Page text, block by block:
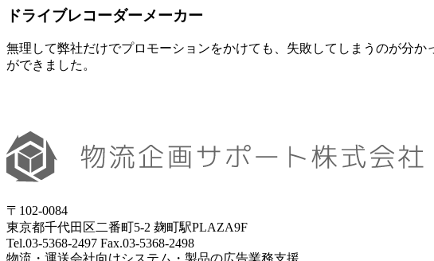
ドライブレコーダーメーカー
無理して弊社だけでプロモーションをかけても、失敗してしまうのが分
ができました。
〒102-0084
東京都千代田区二番町5-2 麹町駅PLAZA9F
Tel.03-5368-2497 Fax.03-5368-2498